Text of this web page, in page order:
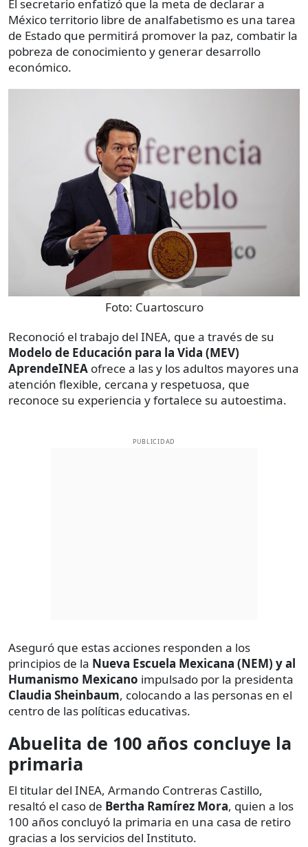
El secretario enfatizó que la meta de declarar a
México territorio libre de analfabetismo es una tarea
de Estado que permitirá promover la paz, combatir la
pobreza de conocimiento y generar desarrollo
económico.
Foto: Cuartoscuro
Reconoció el trabajo del INEA, que a través de su
Modelo de Educación para la Vida (MEV)
AprendeINEA ofrece a las y los adultos mayores una
atención flexible, cercana y respetuosa, que
reconoce su experiencia y fortalece su autoestima.
PUBLICIDAD
Aseguró que estas acciones responden a los
principios de la Nueva Escuela Mexicana (NEM) y al
Humanismo Mexicano impulsado por la presidenta
Claudia Sheinbaum, colocando a las personas en el
centro de las políticas educativas.
Abuelita de 100 años concluye la
primaria
El titular del INEA, Armando Contreras Castillo,
resaltó el caso de Bertha Ramírez Mora, quien a los
100 años concluyó la primaria en una casa de retiro
gracias a los servicios del Instituto.